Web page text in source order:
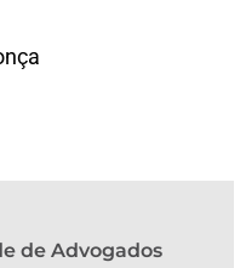
de Advogados